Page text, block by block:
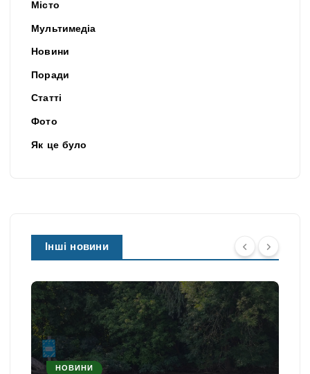
Місто
Мультимедіа
Новини
Поради
Статті
Фото
Як це було
Інші новини
НОВИНИ